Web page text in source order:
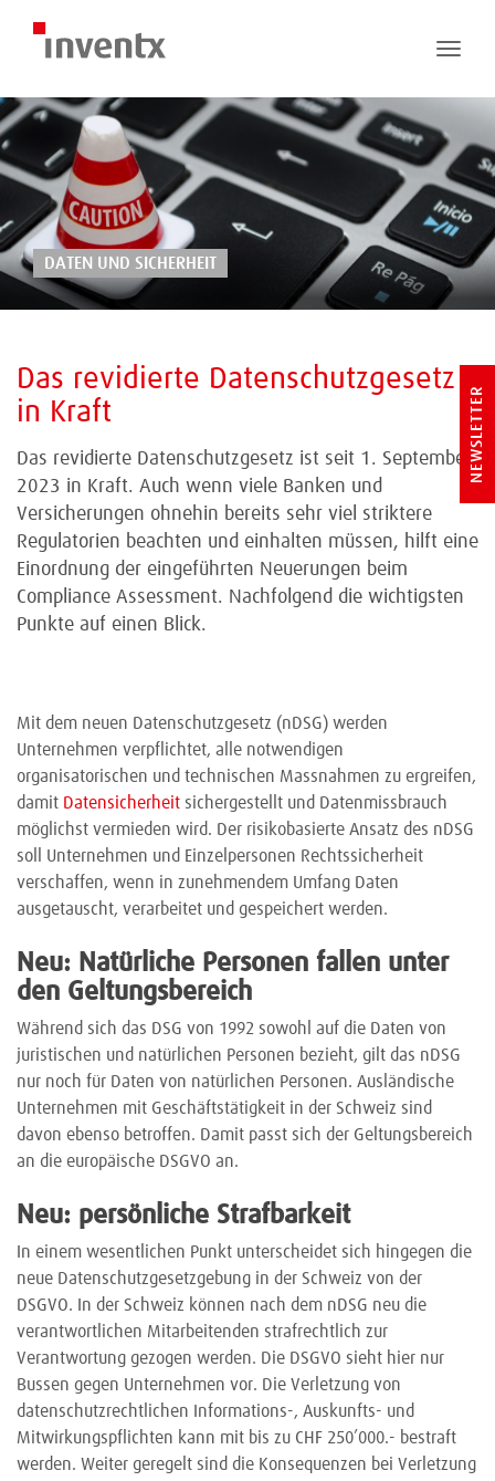
Toggle
DATEN UND SICHERHEIT
Das revidierte Datenschutzgesetz
in Kraft
Das revidierte Datenschutzgesetz ist seit 1. September
2023 in Kraft. Auch wenn viele Banken und
Versicherungen ohnehin bereits sehr viel striktere
Regulatorien beachten und einhalten müssen, hilft eine
Einordnung der eingeführten Neuerungen beim
Compliance Assessment. Nachfolgend die wichtigsten
Punkte auf einen Blick.
Mit dem neuen Datenschutzgesetz (nDSG) werden
Unternehmen verpflichtet, alle notwendigen
organisatorischen und technischen Massnahmen zu ergreifen,
damit Datensicherheit sichergestellt und Datenmissbrauch
möglichst vermieden wird. Der risikobasierte Ansatz des nDSG
soll Unternehmen und Einzelpersonen Rechtssicherheit
verschaffen, wenn in zunehmendem Umfang Daten
ausgetauscht, verarbeitet und gespeichert werden.
Neu: Natürliche Personen fallen unter
den Geltungsbereich
Während sich das DSG von 1992 sowohl auf die Daten von
juristischen und natürlichen Personen bezieht, gilt das nDSG
nur noch für Daten von natürlichen Personen. Ausländische
Unternehmen mit Geschäftstätigkeit in der Schweiz sind
davon ebenso betroffen. Damit passt sich der Geltungsbereich
an die europäische DSGVO an.
Neu: persönliche Strafbarkeit
In einem wesentlichen Punkt unterscheidet sich hingegen die
neue Datenschutzgesetzgebung in der Schweiz von der
DSGVO. In der Schweiz können nach dem nDSG neu die
verantwortlichen Mitarbeitenden strafrechtlich zur
Verantwortung gezogen werden. Die DSGVO sieht hier nur
Bussen gegen Unternehmen vor. Die Verletzung von
datenschutzrechtlichen Informations-, Auskunfts- und
Mitwirkungspflichten kann mit bis zu CHF 250’000.- bestraft
werden. Weiter geregelt sind die Konsequenzen bei Verletzung
NEWSLETTER